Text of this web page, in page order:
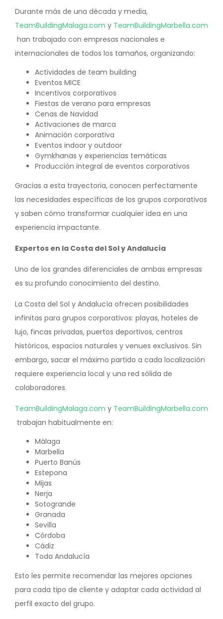
Durante más de una década y media,
TeamBuildingMalaga.com y TeamBuildingMarbella.com
han trabajado con empresas nacionales e
internacionales de todos los tamaños, organizando:
Actividades de team building
Eventos MICE
Incentivos corporativos
Fiestas de verano para empresas
Cenas de Navidad
Activaciones de marca
Animación corporativa
Eventos indoor y outdoor
Gymkhanas y experiencias temáticas
Producción integral de eventos corporativos
Gracias a esta trayectoria, conocen perfectamente
las necesidades específicas de los grupos corporativos
y saben cómo transformar cualquier idea en una
experiencia impactante.
Expertos en la Costa del Sol y Andalucía
Uno de los grandes diferenciales de ambas empresas
es su profundo conocimiento del destino.
La Costa del Sol y Andalucía ofrecen posibilidades
infinitas para grupos corporativos: playas, hoteles de
lujo, fincas privadas, puertos deportivos, centros
históricos, espacios naturales y venues exclusivos. Sin
embargo, sacar el máximo partido a cada localización
requiere experiencia local y una red sólida de
colaboradores.
TeamBuildingMalaga.com y TeamBuildingMarbella.com
trabajan habitualmente en:
Málaga
Marbella
Puerto Banús
Estepona
Mijas
Nerja
Sotogrande
Granada
Sevilla
Córdoba
Cádiz
Toda Andalucía
Esto les permite recomendar las mejores opciones
para cada tipo de cliente y adaptar cada actividad al
perfil exacto del grupo.